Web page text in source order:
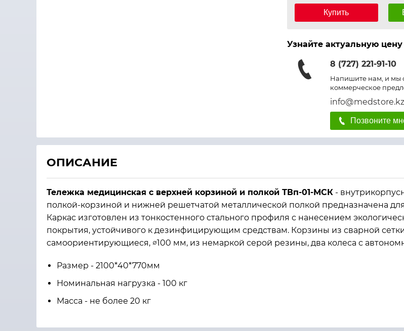
Купить
Узнайте актуальную цену
8 (727) 221-91-10
Напишите нам, и мы
коммерческое
info@medstore.kz
Позвоните
ОПИСАНИЕ
Тележка медицинская с верхней корзиной и полкой ТВп-01-МСК -
полкой-корзиной и нижней решетчатой металлической полкой предназначена
Каркас изготовлен из тонкостенного стального профиля с нанесением
покрытия, устойчивого к дезинфицирующим средствам. Корзины из сварной
самоориентирующиеся, ∅100 мм, из немаркой серой резины, два колеса с
Размер - 2100*40*770мм
Номинальная нагрузка - 100 кг
Масса - не более 20 кг